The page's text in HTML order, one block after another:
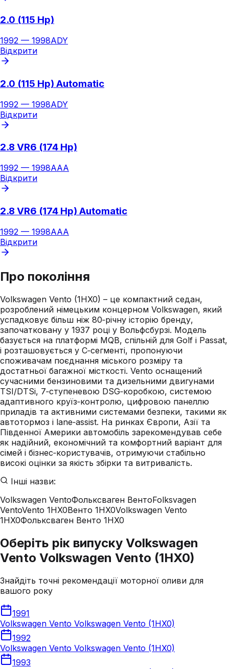
2.0 (115 Hp)
1992 — 1998ADY
Відкрити
2.0 (115 Hp) Automatic
1992 — 1998ADY
Відкрити
2.8 VR6 (174 Hp)
1992 — 1998AAA
Відкрити
2.8 VR6 (174 Hp) Automatic
1992 — 1998AAA
Відкрити
Про покоління
Volkswagen Vento (1HX0) – це компактний седан,
розроблений німецьким концерном Volkswagen, який
успадковує більш ніж 80‑річну історію бренду,
започатковану у 1937 році у Вольфсбурзі. Модель
базується на платформі MQB, спільній для Golf і Passat,
і розташовується у C‑сегменті, пропонуючи
споживачам поєднання міського розміру та
достатньої багажної місткості. Vento оснащений
сучасними бензиновими та дизельними двигунами
TSI/DTSi, 7‑ступеневою DSG‑коробкою, системою
адаптивного круїз‑контролю, цифровою панеллю
приладів та активними системами безпеки, такими як
автотормоз і lane‑assist. На ринках Європи, Азії та
Південної Америки автомобіль зарекомендував себе
як надійний, економічний та комфортний варіант для
сімей і бізнес‑користувачів, отримуючи стабільно
високі оцінки за якість збірки та витривалість.
Інші назви:
Volkswagen VentoФольксваген ВентоFolksvagen
VentoVento 1HX0Венто 1HX0Volkswagen Vento
1HX0Фольксваген Венто 1HX0
Оберіть рік випуску Volkswagen
Vento Volkswagen Vento (1HX0)
Знайдіть точні рекомендації моторної оливи для
вашого року
1991
Volkswagen Vento Volkswagen Vento (1HX0)
1992
Volkswagen Vento Volkswagen Vento (1HX0)
1993